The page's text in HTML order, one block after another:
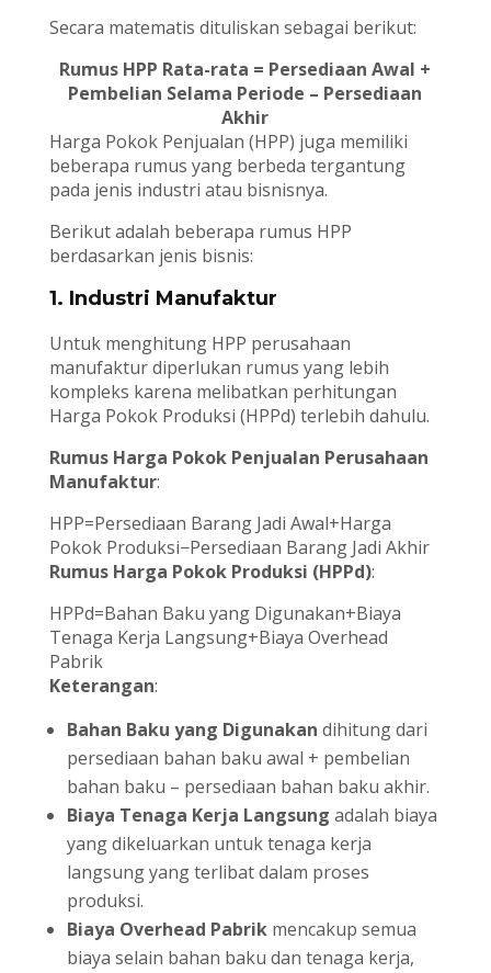
Secara matematis dituliskan sebagai berikut:
Rumus HPP Rata-rata = Persediaan Awal +
Pembelian Selama Periode – Persediaan
Akhir
Harga Pokok Penjualan (HPP) juga memiliki
beberapa rumus yang berbeda tergantung
pada jenis industri atau bisnisnya.
Berikut adalah beberapa rumus HPP
berdasarkan jenis bisnis:
1. Industri Manufaktur
Untuk menghitung HPP perusahaan
manufaktur diperlukan rumus yang lebih
kompleks karena melibatkan perhitungan
Harga Pokok Produksi (HPPd) terlebih dahulu.
Rumus Harga Pokok Penjualan Perusahaan
Manufaktur:
HPP=Persediaan Barang Jadi Awal+Harga
Pokok Produksi−Persediaan Barang Jadi Akhir
Rumus Harga Pokok Produksi (HPPd):
HPPd=Bahan Baku yang Digunakan+Biaya
Tenaga Kerja Langsung+Biaya Overhead
Pabrik
Keterangan:
Bahan Baku yang Digunakan dihitung dari
persediaan bahan baku awal + pembelian
bahan baku – persediaan bahan baku akhir.
Biaya Tenaga Kerja Langsung adalah biaya
yang dikeluarkan untuk tenaga kerja
langsung yang terlibat dalam proses
produksi.
Biaya Overhead Pabrikmencakup semua
biaya selain bahan baku dan tenaga kerja,